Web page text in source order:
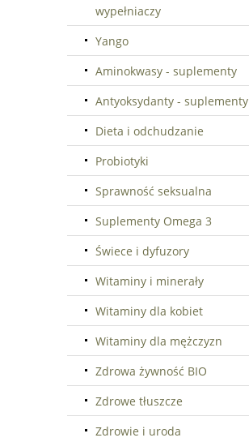
wypełniaczy
Yango
Aminokwasy - suplementy
Antyoksydanty - suplementy
Dieta i odchudzanie
Probiotyki
Sprawność seksualna
Suplementy Omega 3
Świece i dyfuzory
Witaminy i minerały
Witaminy dla kobiet
Witaminy dla mężczyzn
Zdrowa żywność BIO
Zdrowe tłuszcze
Zdrowie i uroda